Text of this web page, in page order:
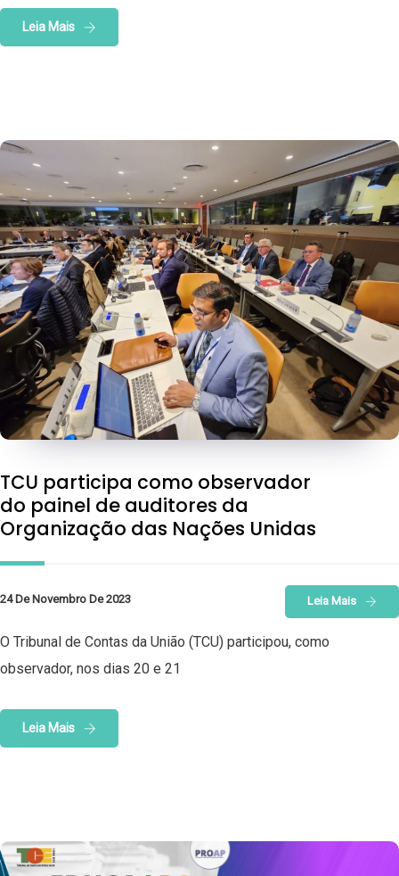
Leia Mais
TCU participa como observador
do painel de auditores da
Organização das Nações Unidas
24 De Novembro De 2023 Leia Mais
O Tribunal de Contas da União (TCU) participou, como
observador, nos dias 20 e 21
Leia Mais